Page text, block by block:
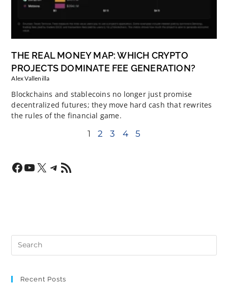
THE REAL MONEY MAP: WHICH CRYPTO
PROJECTS DOMINATE FEE GENERATION?
Alex Vallenilla
Blockchains and stablecoins no longer just promise
decentralized futures; they move hard cash that rewrites
the rules of the financial game.
1 2 3 4 5
Recent Posts